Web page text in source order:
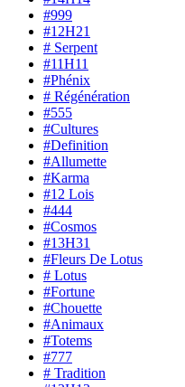
#999
#12H21
# Serpent
#11H11
#Phénix
# Régénération
#555
#Cultures
#Definition
#Allumette
#Karma
#12 Lois
#444
#Cosmos
#13H31
#Fleurs De Lotus
# Lotus
#Fortune
#Chouette
#Animaux
#Totems
#777
# Tradition